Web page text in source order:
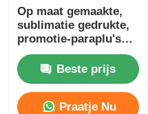
Op maat gemaakte,
sublimatie gedrukte,
promotie-paraplu's
met automatische
openingBeste prijs
Praatje Nu